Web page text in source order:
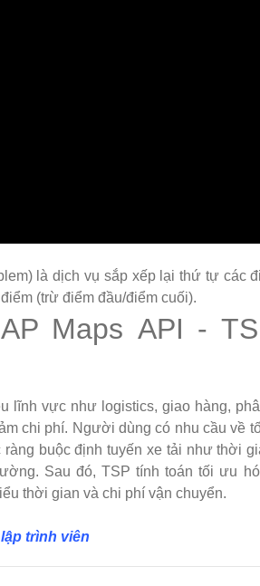
là dịch vụ sắp xếp lại thứ tự các
(trừ điểm đầu/điểm cuối).
Maps API -
lĩnh vực như logistics, giao hàng,
chi phí. Người dùng có nhu cầu về
buộc định tuyến xe tải như thời
Sau đó, TSP tính toán tối ưu
thời gian và chi phí vận chuyển.
trình viên